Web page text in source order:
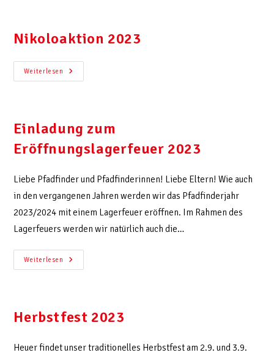
Nikoloaktion 2023
Weiterlesen
Einladung zum
Eröffnungslagerfeuer 2023
Liebe Pfadfinder und Pfadfinderinnen! Liebe Eltern! Wie auch
in den vergangenen Jahren werden wir das Pfadfinderjahr
2023/2024 mit einem Lagerfeuer eröffnen. Im Rahmen des
Lagerfeuers werden wir natürlich auch die…
Weiterlesen
Herbstfest 2023
Heuer findet unser traditionelles Herbstfest am 2.9. und 3.9.